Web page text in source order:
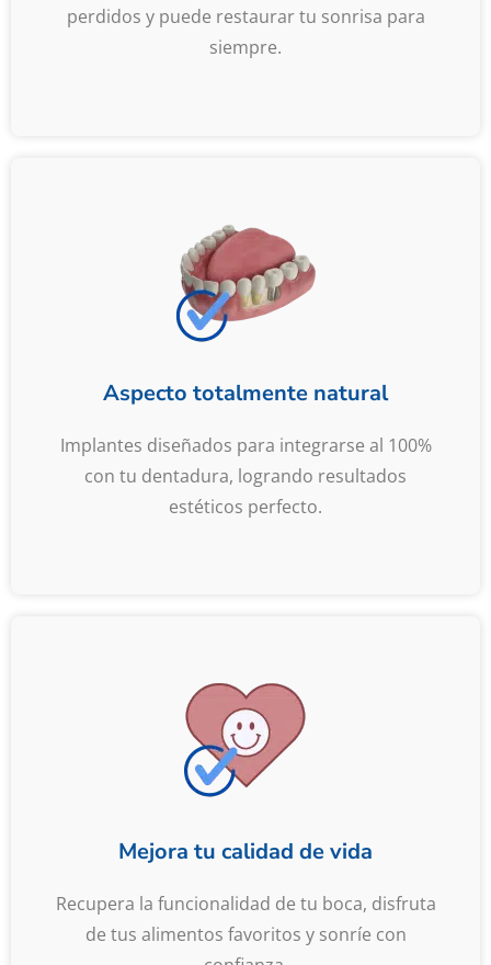
perdidos y puede restaurar tu sonrisa para
siempre.
Aspecto totalmente natural
Implantes diseñados para integrarse al 100%
con tu dentadura, logrando resultados
estéticos perfecto.
Mejora tu calidad de vida
Recupera la funcionalidad de tu boca, disfruta
de tus alimentos favoritos y sonríe con